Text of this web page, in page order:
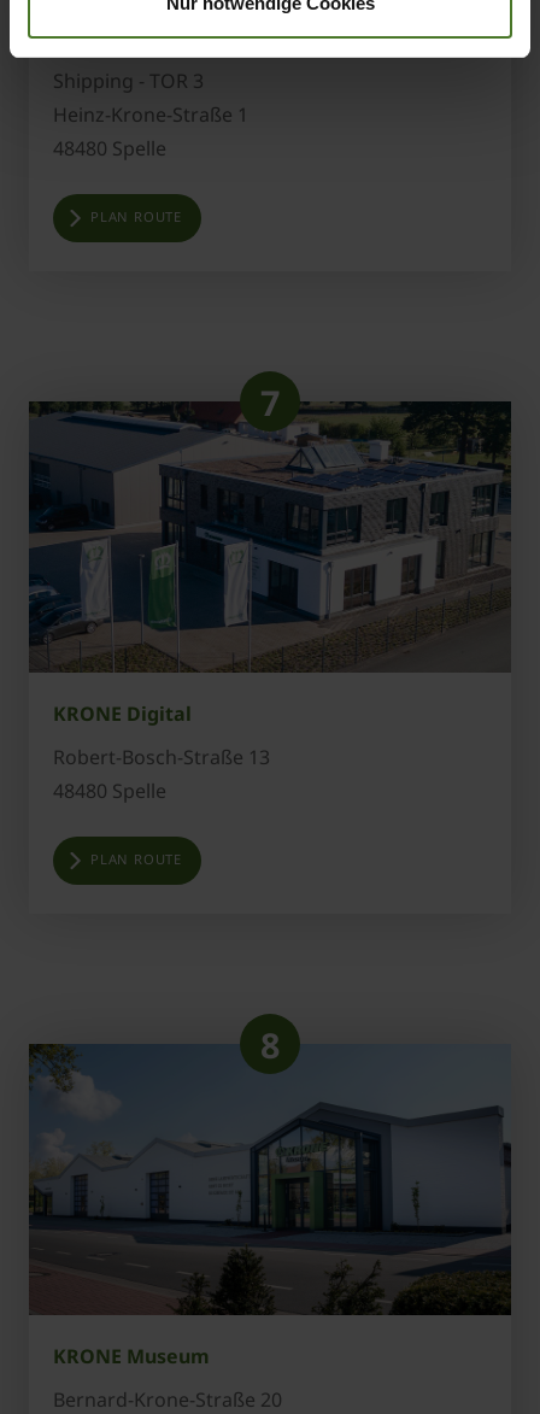
KRONE Centro logistico
Shipping - TOR 3
Heinz-Krone-Straße 1
48480 Spelle
PLAN ROUTE
7
KRONE Digital
Robert-Bosch-Straße 13
48480 Spelle
PLAN ROUTE
8
KRONE Museum
Bernard-Krone-Straße 20